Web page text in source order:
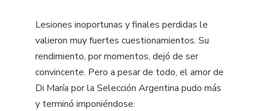
Lesiones inoportunas y finales perdidas le
valieron muy fuertes cuestionamientos. Su
rendimiento, por momentos, dejó de ser
convincente. Pero a pesar de todo, el amor de
Di María por la Selección Argentina pudo más
y terminó imponiéndose.